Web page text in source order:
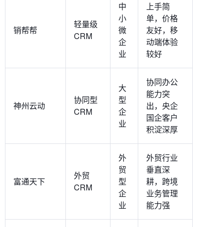
销帮帮
轻量级
CRM
中
小
微
企
业
上手简
单，价格
友好，移
动端体验
较好
神州云动
协同型
CRM
大
型
企
业
协同办公
能力突
出，央企
国企客户
积淀深厚
富通天下
外贸
CRM
外
贸
型
企
业
外贸行业
垂直深
耕，跨境
业务管理
能力强